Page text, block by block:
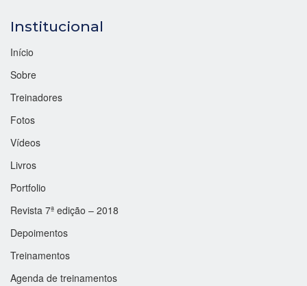
Institucional
Início
Sobre
Treinadores
Fotos
Vídeos
Livros
Portfolio
Revista 7ª edição – 2018
Depoimentos
Treinamentos
Agenda de treinamentos